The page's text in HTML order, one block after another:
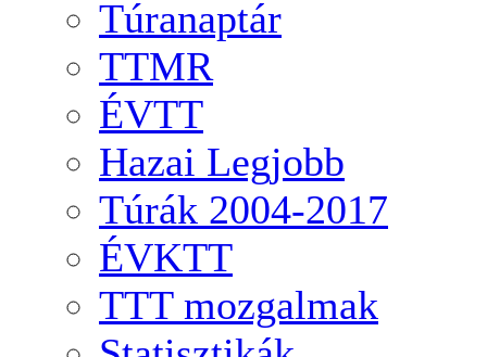
Túranaptár
TTMR
ÉVTT
Hazai Legjobb
Túrák 2004-2017
ÉVKTT
TTT mozgalmak